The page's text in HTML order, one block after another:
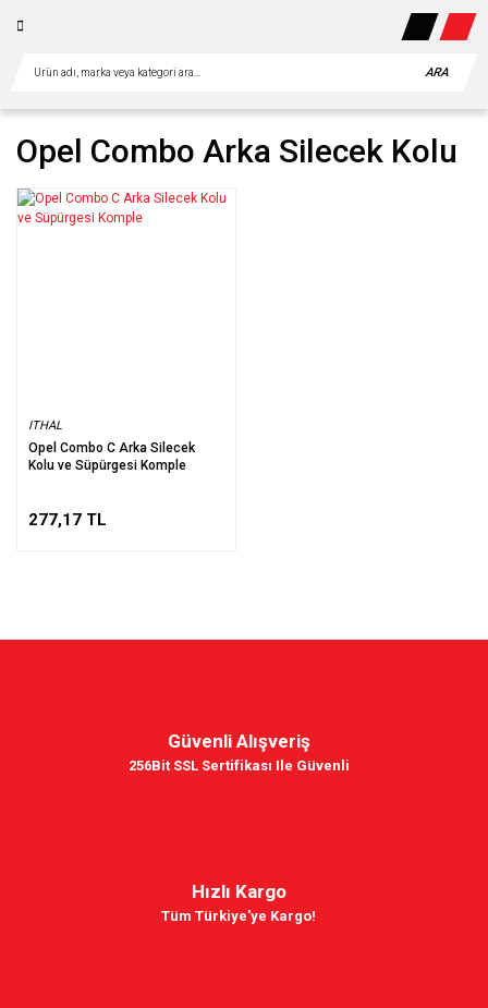
ARA
Opel Combo Arka Silecek Kolu
ITHAL
Opel Combo C Arka Silecek
Kolu ve Süpürgesi Komple
277,17 TL
Güvenli Alışveriş
256Bit SSL Sertifikası Ile Güvenli
Hızlı Kargo
Tüm Türkiye'ye Kargo!